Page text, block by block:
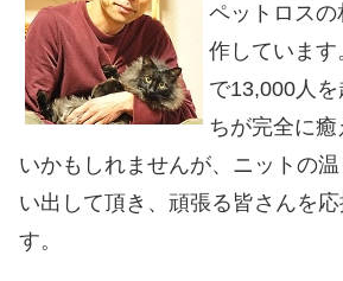
ペットロス
作していま
で13,000人
ちが完全に
いかもしれませんが、ニットの
い出して頂き、頑張る皆さんを
す。